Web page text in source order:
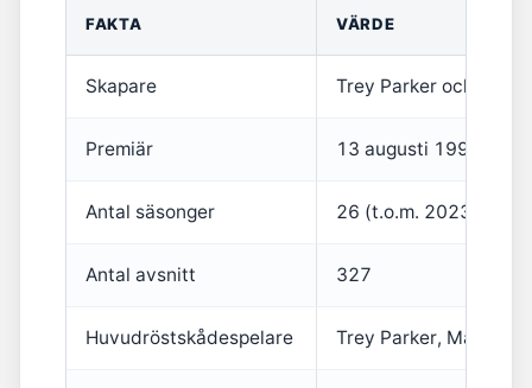
FAKTA VÄRDE
Skapare Trey Parker och Matt
Premiär 13 augusti 1997
Antal säsonger 26 (t.o.m. 2023)
Antal avsnitt 327
Huvudröstskådespelare Trey Parker, Matt